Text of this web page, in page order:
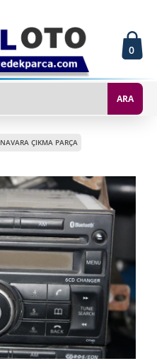
0
ARA
NAVARA ÇIKMA PARÇA